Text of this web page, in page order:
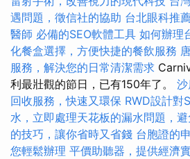
遇問題，徵信社的協助 台北眼科推
醫師 必備的SEO軟體工具 如何辦理
化餐盒選擇，方便快捷的餐飲服務
服務，解決您的日常清潔需求
利最壯觀的節日，已有150年了。
回收服務，快速又環保 RWD設計對
水，立即處理天花板的漏水問題，
的技巧，讓你省時又省錢 台胞證的
您輕鬆辦理 平價助聽器，提供經濟